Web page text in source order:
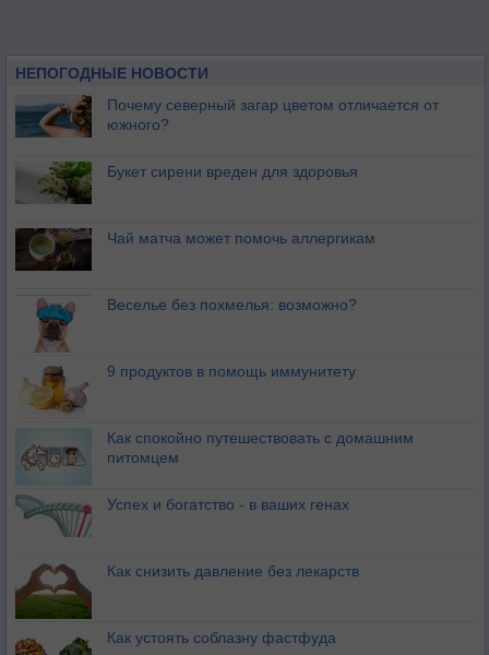
НЕПОГОДНЫЕ НОВОСТИ
Почему северный загар цветом отличается от
южного?
Букет сирени вреден для здоровья
Чай матча может помочь аллергикам
Веселье без похмелья: возможно?
9 продуктов в помощь иммунитету
Как спокойно путешествовать с домашним
питомцем
Успех и богатство - в ваших генах
Как снизить давление без лекарств
Как устоять соблазну фастфуда